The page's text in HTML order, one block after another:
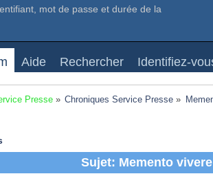
mot de passe et durée de la
Aide Rechercher Identifiez-
Presse» Chroniques Service Presse »
Sujet: Memento